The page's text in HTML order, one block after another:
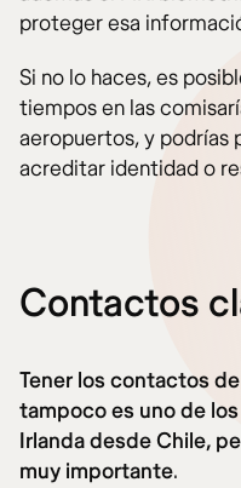
proteger esa
Si no lo haces, es
tiempos en las
aeropuertos, y podrías
acreditar identidad o
Contactos
Tener los contactos
tampoco es uno de
Irlanda desde Chile,
muy importante.